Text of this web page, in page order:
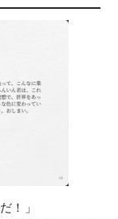
！」